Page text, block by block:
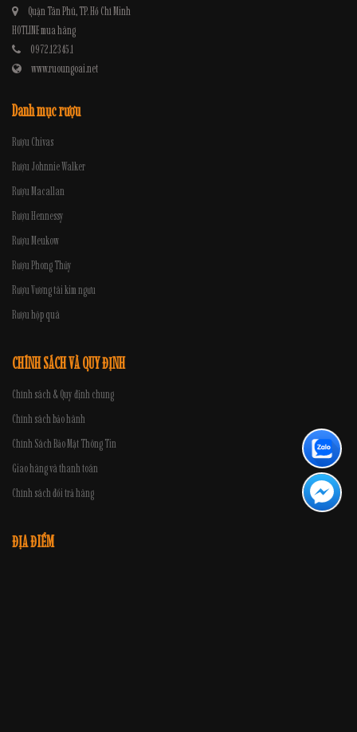
Quận Tân Phú, TP. Hồ Chí Minh
HOTLINE mua hàng
0972.12345.1
www.ruoungoai.net
Danh mục rượu
Rượu Chivas
Rượu Johnnie Walker
Rượu Macallan
Rượu Hennessy
Rượu Meukow
Rượu Phong Thủy
Rượu Vương tài kim ngưu
Rượu hộp quà
CHÍNH SÁCH VÀ QUY ĐỊNH
Chính sách & Quy định chung
Chính sách bảo hành
Chính Sách Bảo Mật Thông Tin
Giao hàng và thanh toán
Chính sách đổi trả hàng
ĐỊA ĐIỂM